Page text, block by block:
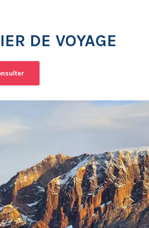
DE VOYAGE